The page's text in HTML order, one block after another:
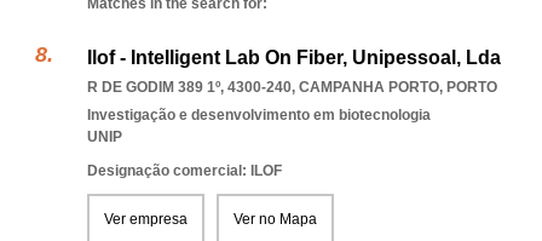
Matches in the search for:
Ilof - Intelligent Lab On Fiber, Unipessoal, Lda
R DE GODIM 389 1º, 4300-240, CAMPANHA PORTO, PORTO
Investigação e desenvolvimento em biotecnologia
UNIP
Designação comercial: ILOF
Ver empresa Ver no Mapa